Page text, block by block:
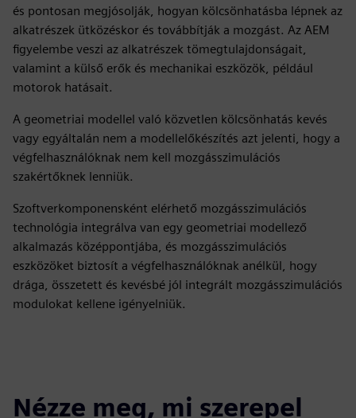
és pontosan megjósolják, hogyan kölcsönhatásba lépnek az
alkatrészek ütközéskor és továbbítják a mozgást. Az AEM
figyelembe veszi az alkatrészek tömegtulajdonságait,
valamint a külső erők és mechanikai eszközök, például
motorok hatásait.
A geometriai modellel való közvetlen kölcsönhatás kevés
vagy egyáltalán nem a modellelőkészítés azt jelenti, hogy a
végfelhasználóknak nem kell mozgásszimulációs
szakértőknek lenniük.
Szoftverkomponensként elérhető mozgásszimulációs
technológia integrálva van egy geometriai modellező
alkalmazás középpontjába, és mozgásszimulációs
eszközöket biztosít a végfelhasználóknak anélkül, hogy
drága, összetett és kevésbé jól integrált mozgásszimulációs
modulokat kellene igényelniük.
Nézze meg, mi szerepel